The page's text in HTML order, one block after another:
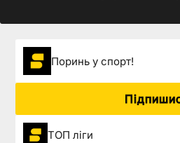
Поринь у спорт!
ТОП ліги